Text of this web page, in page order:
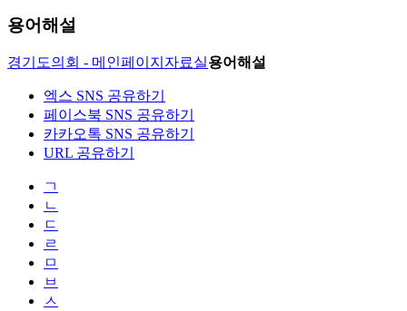
용어해설
경기도의회 - 메인페이지 자료실용어해설
엑스 SNS 공유하기
페이스북 SNS 공유하기
카카오톡 SNS 공유하기
URL 공유하기
ㄱ
ㄴ
ㄷ
ㄹ
ㅁ
ㅂ
ㅅ